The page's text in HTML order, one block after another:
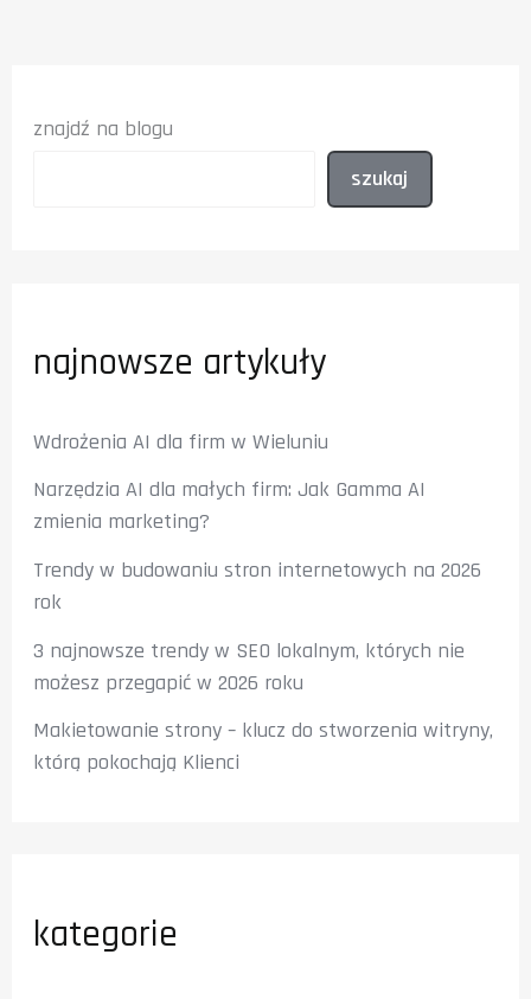
znajdź na blogu
szukaj
najnowsze artykuły
Wdrożenia AI dla firm w Wieluniu
Narzędzia AI dla małych firm: Jak Gamma AI
zmienia marketing?
Trendy w budowaniu stron internetowych na 2026
rok
3 najnowsze trendy w SEO lokalnym, których nie
możesz przegapić w 2026 roku
Makietowanie strony – klucz do stworzenia witryny,
którą pokochają Klienci
kategorie